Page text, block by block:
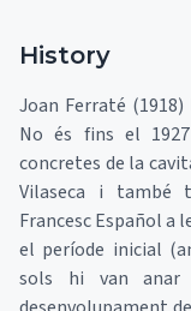
History
Joan Ferraté
No és fins el
concretes de la
Vilaseca i també
Francesc Español a
el període inicial
sols hi van